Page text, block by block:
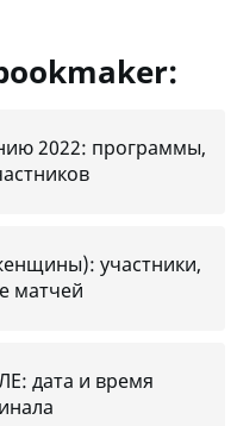
2022: программы,
участники,
матчей
дата и время